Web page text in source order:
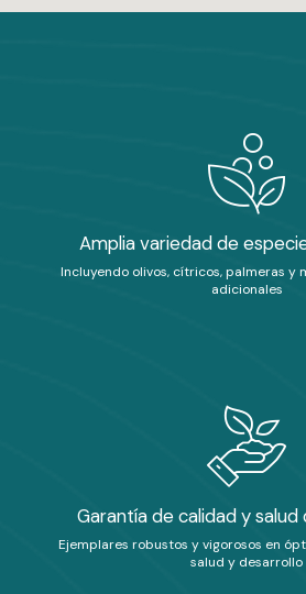
Amplia variedad de
Incluyendo olivos, cítricos, palmeras y
adicionales
Garantía de calidad y salud
Ejemplares robustos y vigorosos en
salud y desarrollo